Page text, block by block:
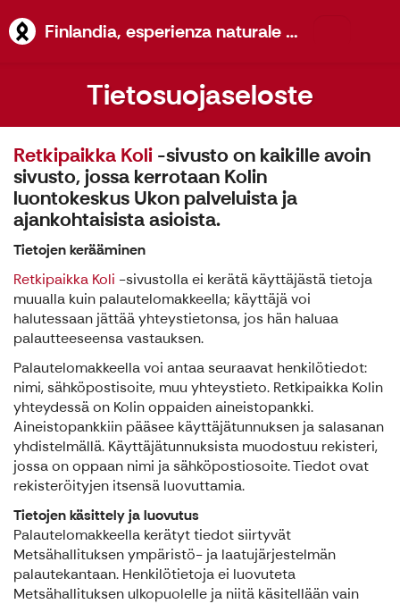
Finlandia, esperienza naturale Koli
Tietosuojaseloste
Retkipaikka Koli -sivusto on kaikille avoin
sivusto, jossa kerrotaan Kolin
luontokeskus Ukon palveluista ja
ajankohtaisista asioista.
Tietojen kerääminen
Retkipaikka Koli -sivustolla ei kerätä käyttäjästä tietoja
muualla kuin palautelomakkeella; käyttäjä voi
halutessaan jättää yhteystietonsa, jos hän haluaa
palautteeseensa vastauksen.
Palautelomakkeella voi antaa seuraavat henkilötiedot:
nimi, sähköpostisoite, muu yhteystieto. Retkipaikka Kolin
yhteydessä on Kolin oppaiden aineistopankki.
Aineistopankkiin pääsee käyttäjätunnuksen ja salasanan
yhdistelmällä. Käyttäjätunnuksista muodostuu rekisteri,
jossa on oppaan nimi ja sähköpostiosoite. Tiedot ovat
rekisteröityjen itsensä luovuttamia.
Tietojen käsittely ja luovutus
Palautelomakkeella kerätyt tiedot siirtyvät
Metsähallituksen ympäristö- ja laatujärjestelmän
palautekantaan. Henkilötietoja ei luovuteta
Metsähallituksen ulkopuolelle ja niitä käsitellään vain